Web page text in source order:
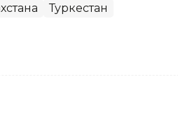
Туркестан